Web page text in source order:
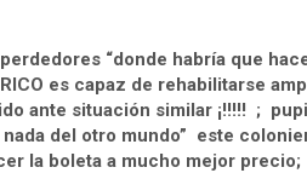
“donde habría que
es capaz de rehabilitarse
ante situación similar ¡!!!!! ;
del otro mundo” este
la boleta a mucho mejor precio;